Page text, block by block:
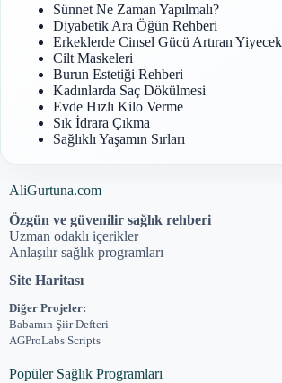
Sünnet Ne Zaman Yapılmalı?
Diyabetik Ara Öğün Rehberi
Erkeklerde Cinsel Gücü Artıran
Cilt Maskeleri
Burun Estetiği Rehberi
Kadınlarda Saç Dökülmesi
Evde Hızlı Kilo Verme
Sık İdrara Çıkma
Sağlıklı Yaşamın Sırları
AliGurtuna.com
Özgün ve güvenilir sağlık rehberi
Uzman odaklı içerikler
Anlaşılır sağlık programları
Site Haritası
Diğer Projeler:
Babamın Şiir Defteri
AGProLabs Scripts
Popüler Sağlık Programları